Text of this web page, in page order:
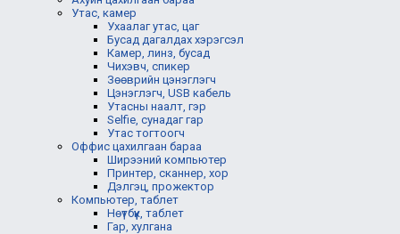
Утас, камер
Ухаалаг утас, цаг
Бусад дагалдах хэрэгсэл
Камер, линз, бусад
Чихэвч, спикер
Зөөврийн цэнэглэгч
Цэнэглэгч, USB кабель
Утасны наалт, гэр
Selfie, сунадаг гар
Утас тогтоогч
Оффис цахилгаан бараа
Ширээний компьютер
Принтер, сканнер, хор
Дэлгэц, прожектор
Компьютер, таблет
Нөүтбүүк, таблет
Гар, хулгана